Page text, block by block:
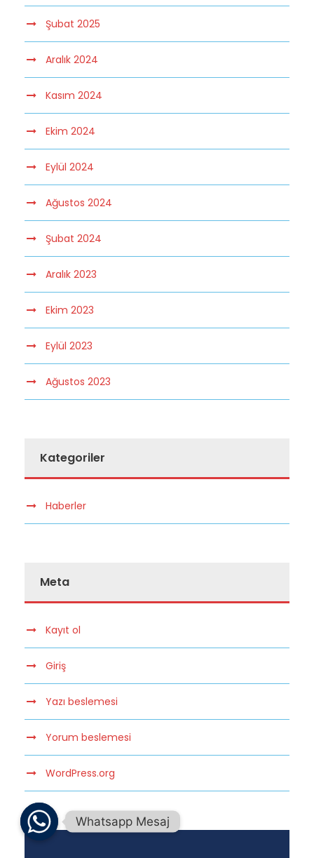
Şubat 2025
Aralık 2024
Kasım 2024
Ekim 2024
Eylül 2024
Ağustos 2024
Şubat 2024
Aralık 2023
Ekim 2023
Eylül 2023
Ağustos 2023
Kategoriler
Haberler
Meta
Kayıt ol
Giriş
Yazı beslemesi
Yorum beslemesi
WordPress.org
Whatsapp Mesaj